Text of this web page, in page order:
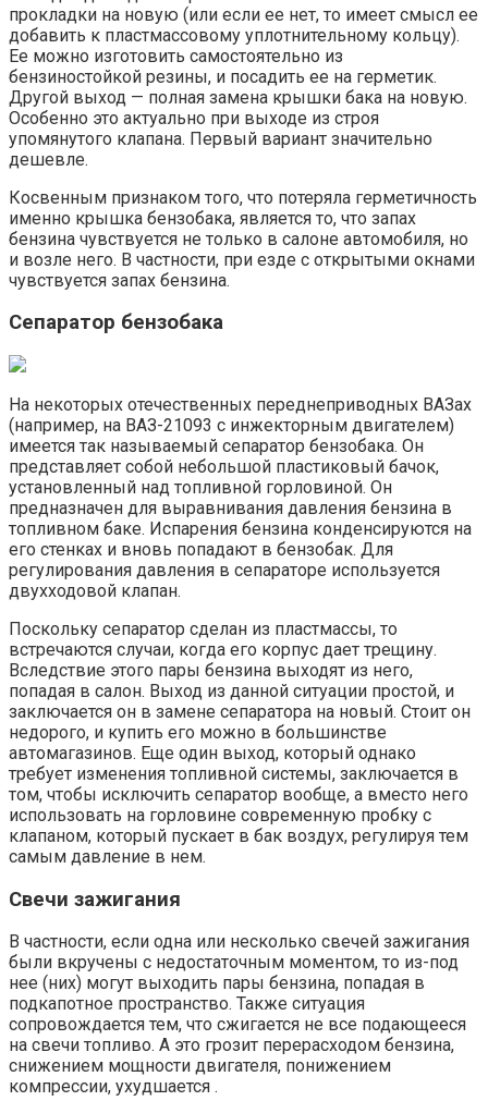
прокладки на новую (или если ее нет, то имеет смысл ее
добавить к пластмассовому уплотнительному кольцу).
Ее можно изготовить самостоятельно из
бензиностойкой резины, и посадить ее на герметик.
Другой выход — полная замена крышки бака на новую.
Особенно это актуально при выходе из строя
упомянутого клапана. Первый вариант значительно
дешевле.
Косвенным признаком того, что потеряла герметичность
именно крышка бензобака, является то, что запах
бензина чувствуется не только в салоне автомобиля, но
и возле него. В частности, при езде с открытыми окнами
чувствуется запах бензина.
Сепаратор бензобака
На некоторых отечественных переднеприводных ВАЗах
(например, на ВАЗ-21093 с инжекторным двигателем)
имеется так называемый сепаратор бензобака. Он
представляет собой небольшой пластиковый бачок,
установленный над топливной горловиной. Он
предназначен для выравнивания давления бензина в
топливном баке. Испарения бензина конденсируются на
его стенках и вновь попадают в бензобак. Для
регулирования давления в сепараторе используется
двухходовой клапан.
Поскольку сепаратор сделан из пластмассы, то
встречаются случаи, когда его корпус дает трещину.
Вследствие этого пары бензина выходят из него,
попадая в салон. Выход из данной ситуации простой, и
заключается он в замене сепаратора на новый. Стоит он
недорого, и купить его можно в большинстве
автомагазинов. Еще один выход, который однако
требует изменения топливной системы, заключается в
том, чтобы исключить сепаратор вообще, а вместо него
использовать на горловине современную пробку с
клапаном, который пускает в бак воздух, регулируя тем
самым давление в нем.
Свечи зажигания
В частности, если одна или несколько свечей зажигания
были вкручены с недостаточным моментом, то из-под
нее (них) могут выходить пары бензина, попадая в
подкапотное пространство. Также ситуация
сопровождается тем, что сжигается не все подающееся
на свечи топливо. А это грозит перерасходом бензина,
снижением мощности двигателя, понижением
компрессии, ухудшается .